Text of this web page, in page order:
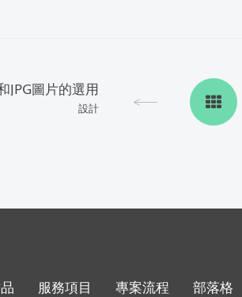
JPG圖片的選用
設計
服務項目 專案流程 部落格